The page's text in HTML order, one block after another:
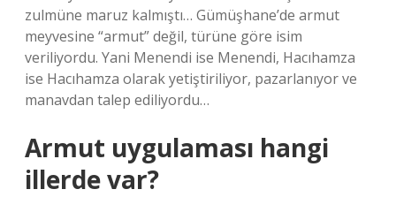
zulmüne maruz kalmıştı… Gümüşhane’de armut
meyvesine “armut” değil, türüne göre isim
veriliyordu. Yani Menendi ise Menendi, Hacıhamza
ise Hacıhamza olarak yetiştiriliyor, pazarlanıyor ve
manavdan talep ediliyordu…
Armut uygulaması hangi
illerde var?